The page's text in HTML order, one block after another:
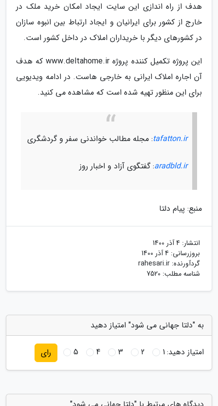
هدف از راه اندازی این سایت ایجاد امکان خرید ملک در
خارج از کشور برای ایرانیان و ایجاد ارتباط بین انبوه سازان
در کشورهای دیگر با خریداران املاک در داخل کشور است.
این پروژه تکمیل کننده پروژه www.deltahome.ir که هدف
آن اجاره املاک ایرانی به خارجی هاست. در ادامه ویدیویی
برای این منظور تهیه شده است که مشاهده می کنید.
tafatton.ir: مجله مطالب خواندنی سفر و گردشگری
aradbld.ir: گفتگوی آزاد و اخبار روز
منبع: پیام دلتا
انتشار: 4 آذر 1400
بروزرسانی: 4 آذر 1400
گردآورنده: rahesari.ir
شناسه مطلب: 7520
به "دلتا جهانی می شود" امتیاز دهید
امتیاز دهید:1
2
3
4
5 رای